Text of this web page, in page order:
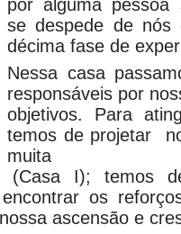
por alguma pessoa
se despede de nós
décima fase de
Nessa casa
responsáveis por
objetivos. Para
temos de projetar
muita
(Casa I); temos
os
ascensão e